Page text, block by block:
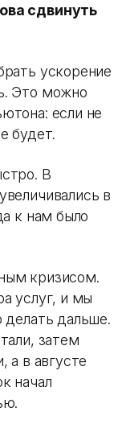
сдвинуть
ускорение
Это можно
если не
будет.
В
в
к нам было
кризисом.
услуг, и мы
делать дальше.
затем
а в августе
начал